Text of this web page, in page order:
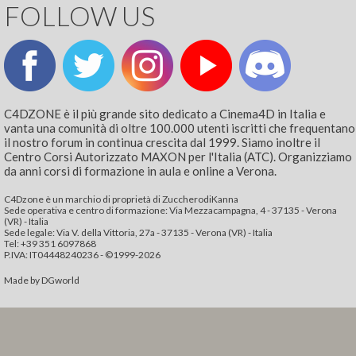
FOLLOW US
C4DZONE è il più grande sito dedicato a Cinema4D in Italia e
vanta una comunità di oltre 100.000 utenti iscritti che frequentano
il nostro forum in continua crescita dal 1999. Siamo inoltre il
Centro Corsi Autorizzato MAXON per l'Italia (ATC). Organizziamo
da anni corsi di formazione in aula e online a Verona.
C4Dzone è un marchio di proprietà di ZuccherodiKanna
Sede operativa e centro di formazione: Via Mezzacampagna, 4 - 37135 - Verona
(VR) - Italia
Sede legale: Via V. della Vittoria, 27a - 37135 - Verona (VR) - Italia
Tel: +39 351 6097868‬
P.IVA: IT04448240236 - ©1999-2026
Made by DGworld